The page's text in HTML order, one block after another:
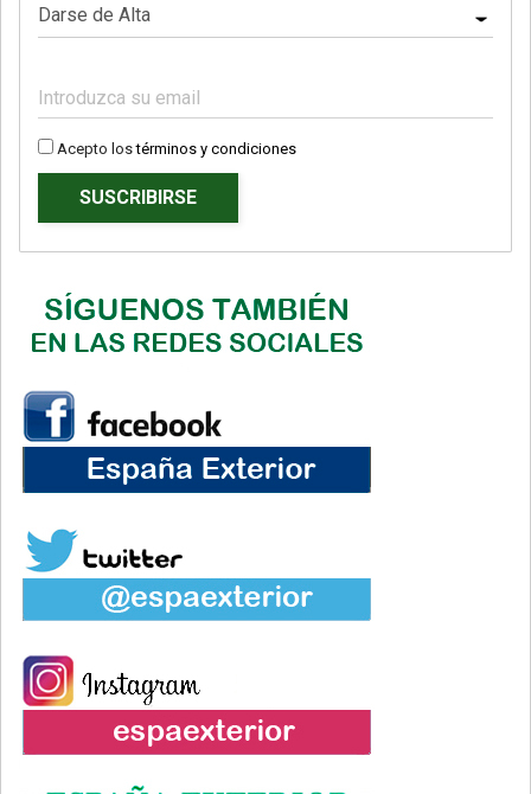
Acepto lostérminos y condiciones